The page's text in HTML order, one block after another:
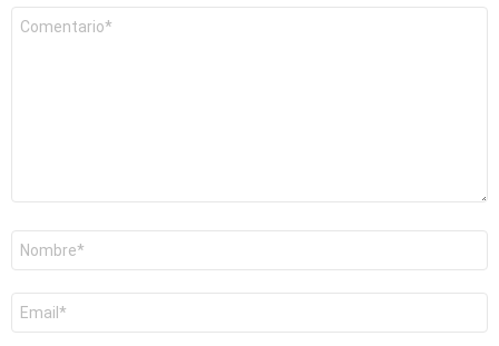
electrónico
*